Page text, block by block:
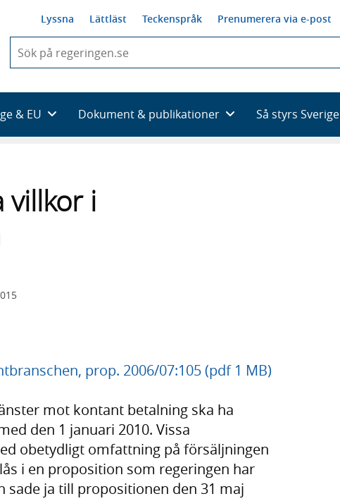
Lyssna Lättläst Teckenspråk Prenumerera via e-post
du
skriva
framträder
en
& EU Dokument & publikationer Så styrs Sverige
villkor i
prop. 2006/07:105 (pdf 1 MB)
mot kontant betalning ska ha
den 1 januari 2010. Vissa
obetydligt omfattning på försäljningen
i en proposition som regeringen har
sade ja till propositionen den 31 maj